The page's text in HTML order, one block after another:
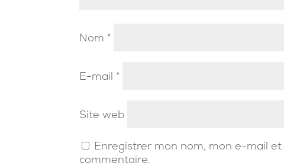
Nom *
E-mail *
Site web
Enregistrer mon nom, mon e-mail
commentaire.